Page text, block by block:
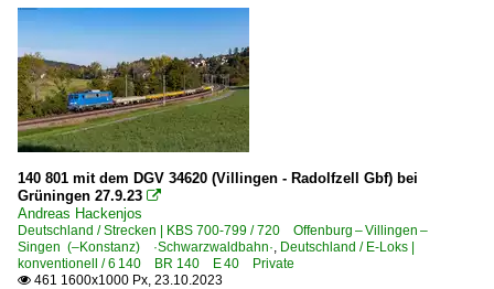
140 801 mit dem DGV 34620 (Villingen - Radolfzell Gbf) bei
Grüningen 27.9.23 
Andreas Hackenjos
Deutschland / Strecken | KBS 700-799 / 720 Offenburg – Villingen –
Singen (–Konstanz) ·Schwarzwaldbahn·, Deutschland / E-Loks |
konventionell / 6 140 BR 140 E 40 Private
 461 1600x1000 Px, 23.10.2023